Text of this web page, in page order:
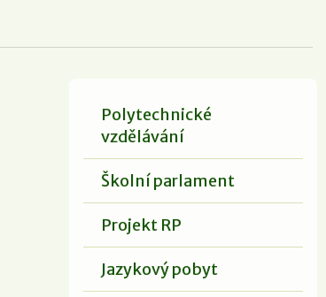
Polytechnické
vzdělávání
Školní parlament
Projekt RP
Jazykový pobyt